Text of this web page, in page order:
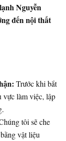
Nguyễn
đến nội thất
Trước khi bắt
vực làm việc, lập
tôi sẽ che
vật liệu